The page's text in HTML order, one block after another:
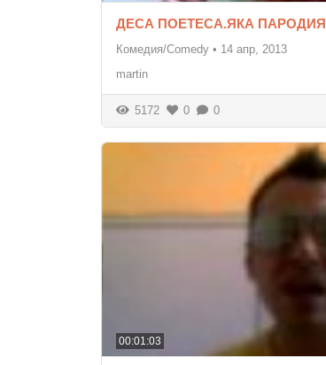
ДЕСА ПОЕТЕСА.ЯКА ПАРОДИЯ
Комедия/Comedy • 14 апр, 2013
martin
5172 0 0
00:01:03